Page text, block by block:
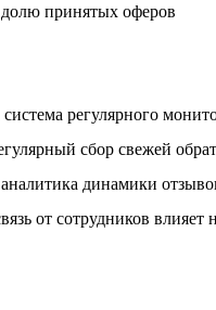
принятых оферов
регулярного
сбор свежей
динамики
от сотрудников